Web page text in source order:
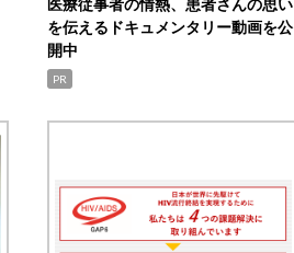
を伝えるドキュメンタリー動画を公
開中
PR